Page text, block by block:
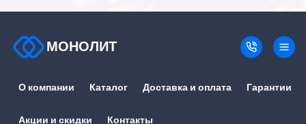
МОНОЛИТ
О компании Каталог Доставка и оплата Гарантии
Акции и скидки Контакты